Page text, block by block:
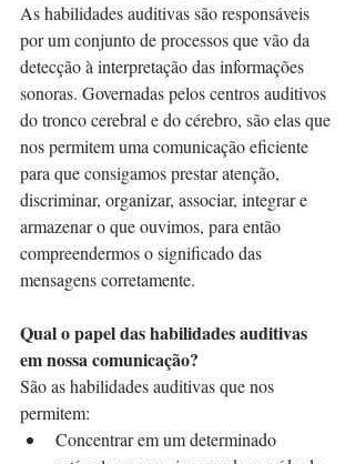
As habilidades auditivas são responsáveis
por um conjunto de processos que vão da
detecção à interpretação das informações
sonoras. Governadas pelos centros auditivos
do tronco cerebral e do cérebro, são elas que
nos permitem uma comunicação eficiente
para que consigamos prestar atenção,
discriminar, organizar, associar, integrar e
armazenar o que ouvimos, para então
compreendermos o significado das
mensagens corretamente.
Qual o papel das habilidades auditivas
em nossa comunicação?
São as habilidades auditivas que nos
permitem:
Concentrar em um determinado